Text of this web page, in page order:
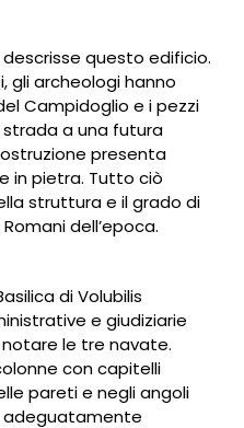
descrisse questo edificio.
gli archeologi hanno
Campidoglio e i pezzi
a una futura
presenta
in pietra. Tutto ciò
struttura e il grado di
dell’epoca.
di Volubilis
e giudiziarie
le tre navate.
con capitelli
pareti e negli angoli